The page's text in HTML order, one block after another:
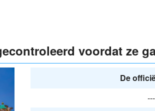
voordat ze
De